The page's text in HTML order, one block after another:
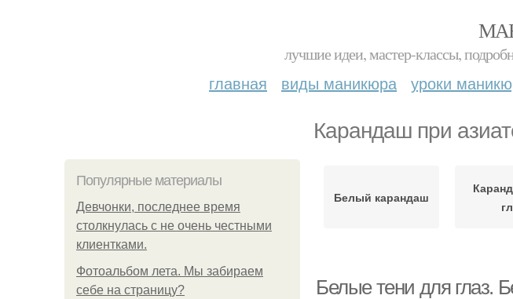
лучшие идеи, мастер-классы,
главная виды маникюра уроки
Карандаш при
Популярные материалы
Девчонки, последнее время
столкнулась с не очень честными
клиентками.
Фотоальбом лета. Мы забираем
себе на страницу?
Белый карандаш
Белые тени для глаз.